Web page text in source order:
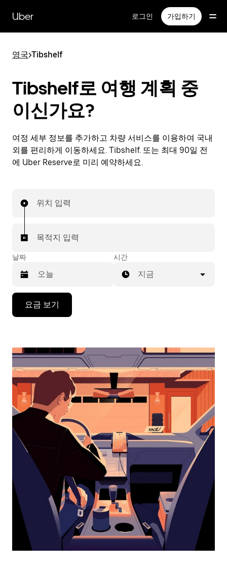
Uber 로그인 가입하기
영국>Tibshelf
Tibshelf로 여행 계획 중
이신가요?
여정 세부 정보를 추가하고 차량 서비스를 이용하여 국내
외를 편리하게 이동하세요. Tibshelf. 또는 최대 90일 전
에 Uber Reserve로 미리 예약하세요.
위치 입력
목적지 입력
날짜
작
면
아
래
화
살
표
러
날
짜
시간
지금
요금 보기